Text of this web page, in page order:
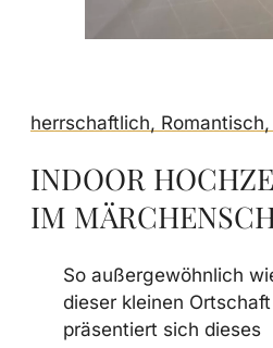
herrschaftlich,
INDOOR
IM
So außergewöhnlich
dieser kleinen
präsentiert sich dieses